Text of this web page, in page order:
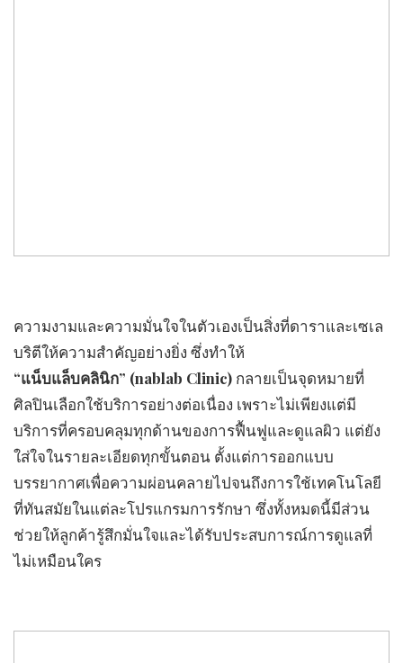
ความงามและความมั่นใจในตัวเองเป็นสิ่งที่ดาราและเซเล
บริตีให้ความสำคัญอย่างยิ่ง ซึ่งทำให้
“แน็บแล็บคลินิก” (nablab Clinic) กลายเป็นจุดหมายที่
ศิลปินเลือกใช้บริการอย่างต่อเนื่อง เพราะไม่เพียงแต่มี
บริการที่ครอบคลุมทุกด้านของการฟื้นฟูและดูแลผิว แต่ยัง
ใส่ใจในรายละเอียดทุกขั้นตอน ตั้งแต่การออกแบบ
บรรยากาศเพื่อความผ่อนคลายไปจนถึงการใช้เทคโนโลยี
ที่ทันสมัยในแต่ละโปรแกรมการรักษา ซึ่งทั้งหมดนี้มีส่วน
ช่วยให้ลูกค้ารู้สึกมั่นใจและได้รับประสบการณ์การดูแลที่
ไม่เหมือนใคร